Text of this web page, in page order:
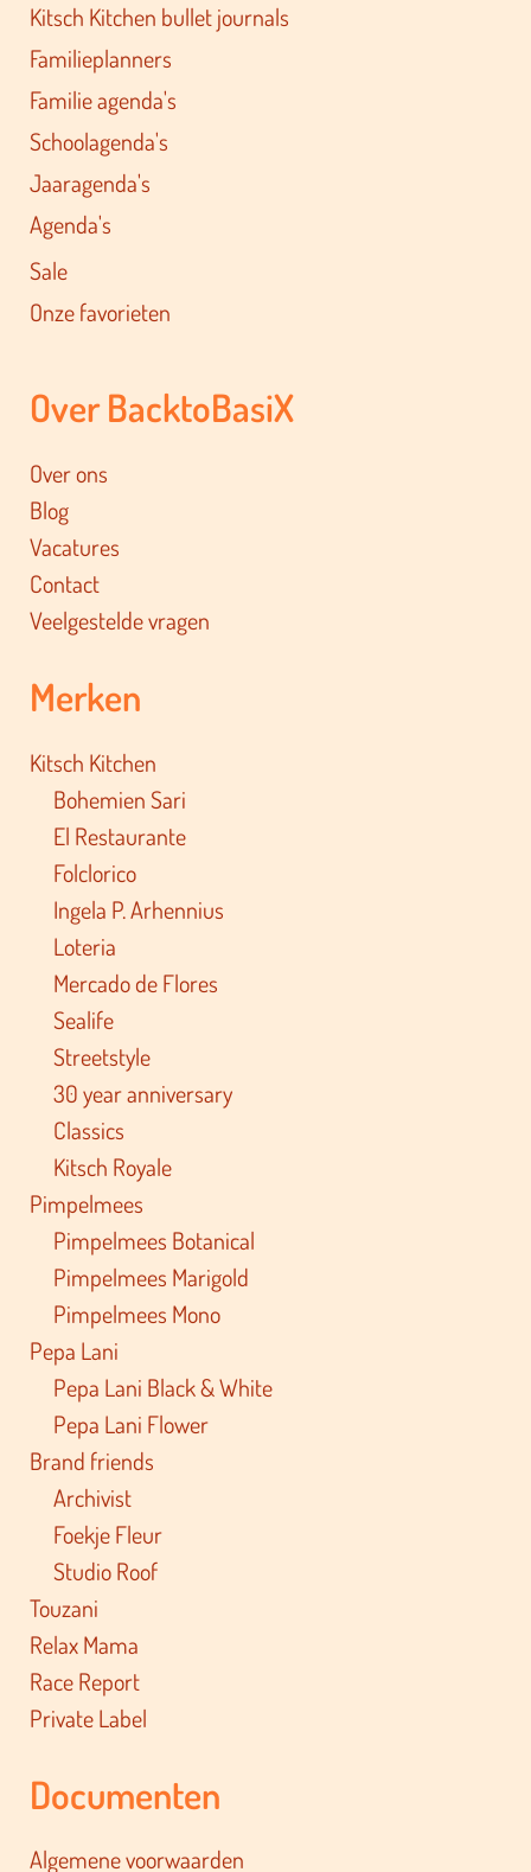
Kitsch Kitchen bullet journals
Familieplanners
Familie agenda's
Schoolagenda's
Jaaragenda's
Agenda's
Sale
Onze favorieten
Over BacktoBasiX
Over ons
Blog
Vacatures
Contact
Veelgestelde vragen
Merken
Kitsch Kitchen
Bohemien Sari
El Restaurante
Folclorico
Ingela P. Arhennius
Loteria
Mercado de Flores
Sealife
Streetstyle
30 year anniversary
Classics
Kitsch Royale
Pimpelmees
Pimpelmees Botanical
Pimpelmees Marigold
Pimpelmees Mono
Pepa Lani
Pepa Lani Black & White
Pepa Lani Flower
Brand friends
Archivist
Foekje Fleur
Studio Roof
Touzani
Relax Mama
Race Report
Private Label
Documenten
Algemene voorwaarden